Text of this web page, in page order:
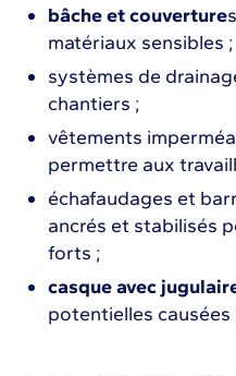
bâche et couverture
matériaux sensibles ;
systèmes de
chantiers ;
vêtements
permettre aux
échafaudages et
ancrés et stabilisés
forts ;
casque avec
potentielles causées